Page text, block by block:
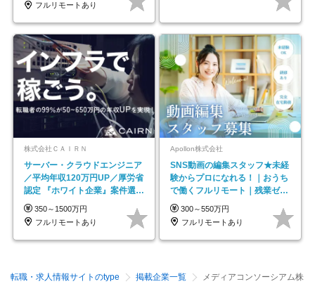
フルリモートあり
株式会社ＣＡＩＲＮ
サーバー・クラウドエンジニア
／平均年収120万円UP／厚労省
認定 『ホワイト企業』案件選択
制度／年休129日
350～1500万円
フルリモートあり
Apollon株式会社
SNS動画の編集スタッフ★未経
験からプロになれる！｜おうち
で働くフルリモート｜残業ゼロ
で18時退勤◎
300～550万円
フルリモートあり
転職・求人情報サイトのtype 掲載企業一覧 メディアコンソーシアム株